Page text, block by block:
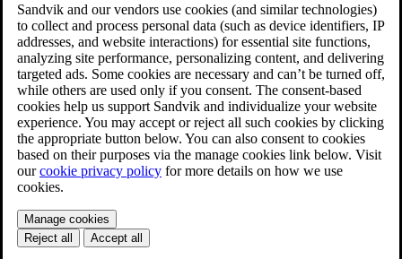
Sandvik and our vendors use cookies (and similar technologies)
to collect and process personal data (such as device identifiers, IP
addresses, and website interactions) for essential site functions,
analyzing site performance, personalizing content, and delivering
targeted ads. Some cookies are necessary and can’t be turned off,
while others are used only if you consent. The consent-based
cookies help us support Sandvik and individualize your website
experience. You may accept or reject all such cookies by clicking
the appropriate button below. You can also consent to cookies
based on their purposes via the manage cookies link below. Visit
ourcookie privacy policy for more details on how we use
cookies.
Manage cookies
Reject all
Accept all